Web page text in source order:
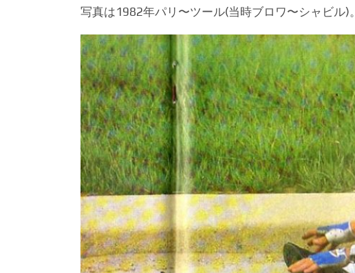
写真は1982年パリ〜ツール(当時ブロワ〜シャビル)。